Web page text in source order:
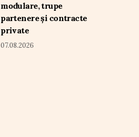
modulare, trupe
partenere și contracte
private
07.08.2026